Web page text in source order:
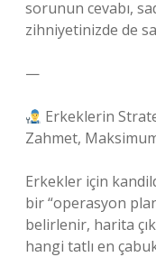
sorunun cevabı,
zihniyetinizde de
—
Erkeklerin
Zahmet,
Erkekler için
bir “operasyon
belirlenir, harita
hangi tatlı en